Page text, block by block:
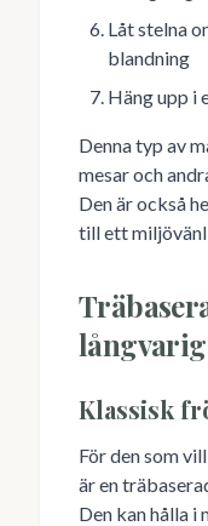
Låt stelna
blandning
Häng upp i
Denna typ av
mesar och
Den är också
till ett
Klassisk
För den som
är en
Den kan hålla i